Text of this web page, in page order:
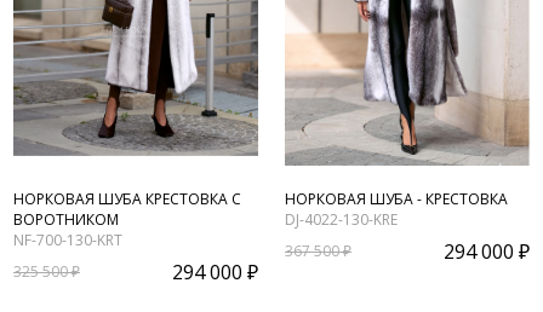
НОРКОВАЯ ШУБА КРЕСТОВКА С
ВОРОТНИКОМ
NF-700-130-KRT
325 500 ₽
294 000 ₽
НОРКОВАЯ ШУБА - КРЕСТОВКА
DJ-4022-130-KRE
367 500 ₽
294 000 ₽